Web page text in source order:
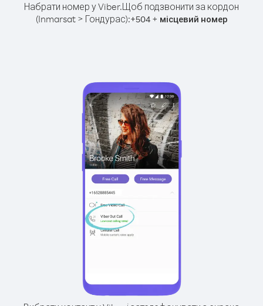
Набрати номер у Viber.Щоб подзвонити за кордон
(Inmarsat > Гондурас):+504+ місцевий номер